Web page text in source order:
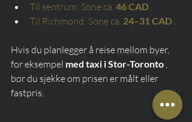
Til sentrum: Sone ca. 46 CAD .
Til Richmond: Sone ca. 24–31 CAD .
Hvis du planlegger å reise mellom byer,
for eksempel med taxi i Stor-Toronto ,
bør du sjekke om prisen er målt eller
fastpris.